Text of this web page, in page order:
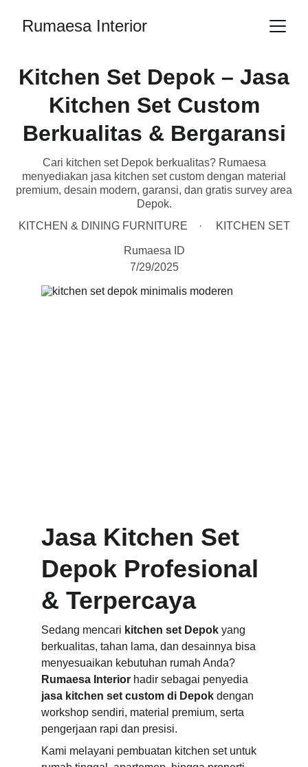
Rumaesa Interior
Kitchen Set Depok – Jasa
Kitchen Set Custom
Berkualitas & Bergaransi
Cari kitchen set Depok berkualitas? Rumaesa
menyediakan jasa kitchen set custom dengan material
premium, desain modern, garansi, dan gratis survey area
Depok.
KITCHEN & DINING FURNITURE
KITCHEN SET
Rumaesa ID
7/29/2025
Jasa Kitchen Set
Depok Profesional
& Terpercaya
Sedang mencari kitchen set Depok yang
berkualitas, tahan lama, dan desainnya bisa
menyesuaikan kebutuhan rumah Anda?
Rumaesa Interior hadir sebagai penyedia
jasa kitchen set custom di Depok dengan
workshop sendiri, material premium, serta
pengerjaan rapi dan presisi.
Kami melayani pembuatan kitchen set untuk